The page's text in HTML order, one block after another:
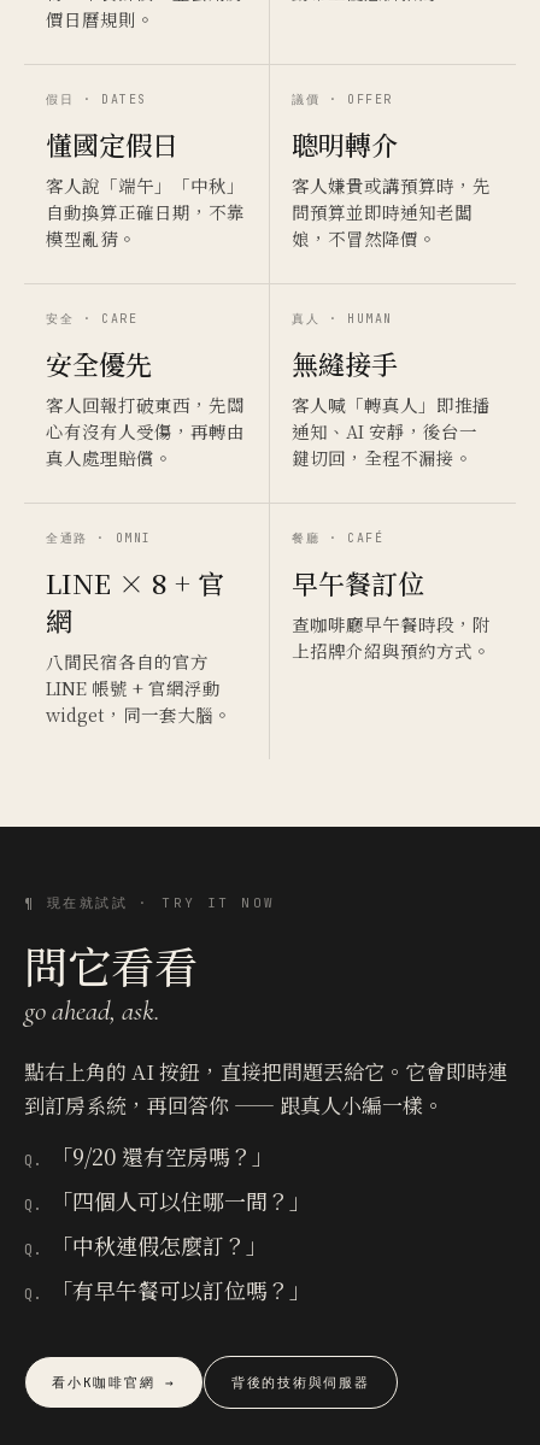
價日曆規則。
假日 · DATES
懂國定假日
客人說「端午」「中秋」
自動換算正確日期，不靠
模型亂猜。
議價 · OFFER
聰明轉介
客人嫌貴或講預算時，先
問預算並即時通知老闆
娘，不冒然降價。
安全 · CARE
安全優先
客人回報打破東西，先關
心有沒有人受傷，再轉由
真人處理賠償。
真人 · HUMAN
無縫接手
客人喊「轉真人」即推播
通知、AI 安靜，後台一
鍵切回，全程不漏接。
全通路 · OMNI
LINE × 8 + 官
網
八間民宿各自的官方
LINE 帳號 + 官網浮動
widget，同一套大腦。
餐廳 · CAFÉ
早午餐訂位
查咖啡廳早午餐時段，附
上招牌介紹與預約方式。
¶ 現在就試試 · TRY IT NOW
問它看看
go ahead, ask.
點右上角的 AI 按鈕，直接把問題丟給它。它會即時連
到訂房系統，再回答你 —— 跟真人小編一樣。
Q. 「9/20 還有空房嗎？」
Q. 「四個人可以住哪一間？」
Q. 「中秋連假怎麼訂？」
Q. 「有早午餐可以訂位嗎？」
看小K咖啡官網 → 背後的技術與伺服器